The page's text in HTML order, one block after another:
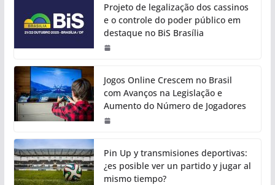
Projeto de legalização dos cassinos
e o controle do poder público em
destaque no BiS Brasília
Jogos Online Crescem no Brasil
com Avanços na Legislação e
Aumento do Número de Jogadores
Pin Up y transmisiones deportivas:
¿es posible ver un partido y jugar al
mismo tiempo?